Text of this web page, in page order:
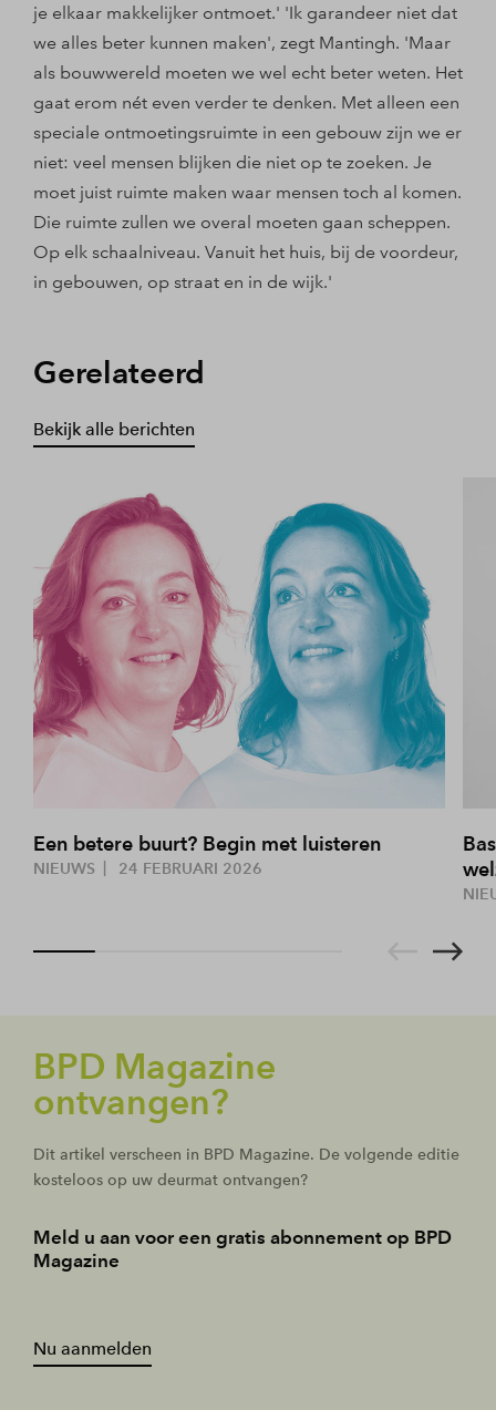
je elkaar makkelijker ontmoet.' 'Ik garandeer niet dat
we alles beter kunnen maken', zegt Mantingh. 'Maar
als bouwwereld moeten we wel echt beter weten. Het
gaat erom nét even verder te denken. Met alleen een
speciale ontmoetingsruimte in een gebouw zijn we er
niet: veel mensen blijken die niet op te zoeken. Je
moet juist ruimte maken waar mensen toch al komen.
Die ruimte zullen we overal moeten gaan scheppen.
Op elk schaalniveau. Vanuit het huis, bij de voordeur,
in gebouwen, op straat en in de wijk.'
Gerelateerd
Bekijk alle berichten
Een betere buurt? Begin met luisteren
NIEUWS 24 FEBRUARI 2026
BPD Magazine
ontvangen?
Dit artikel verscheen in BPD Magazine. De volgende editie
kosteloos op uw deurmat ontvangen?
Meld u aan voor een gratis abonnement op BPD
Magazine
Nu aanmelden